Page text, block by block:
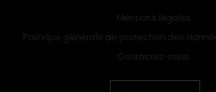
Mentions légales
Politique générale de protection des
Contactez-nous